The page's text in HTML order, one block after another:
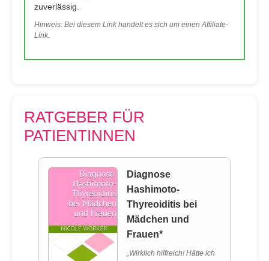
zuverlässig.
Hinweis: Bei diesem Link handelt es sich um einen Affiliate-
Link.
RATGEBER FÜR
PATIENTINNEN
Diagnose
Hashimoto-
Thyreoiditis bei
Mädchen und
Frauen*
„Wirklich hilfreich! Hätte ich